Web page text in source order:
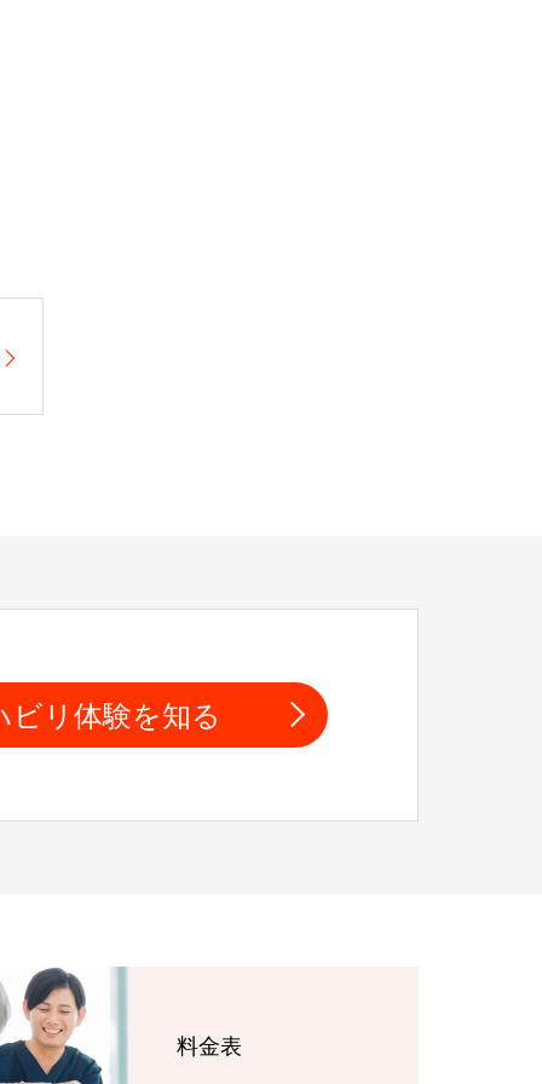
ビリ体験を知る
料金表